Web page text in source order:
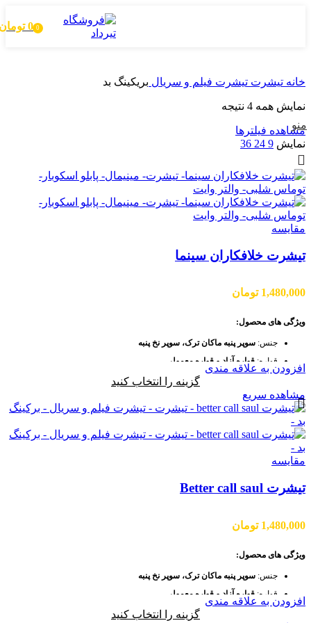
منو
0
0
خانه تیشرت تیشرت فیلم و سریال بریکینگ بد
نمایش همه 4 نتیجه
مشاهده فیلترها
نمایش 9
24
36
مقایسه
تیشرت خلافکاران سینما
1,480,000 تومان
ویژگی های محصول:
جنس: سوپر پنبه ماکان ترک، سوپر نخ پنبه
قواره: قواره آزاد و قواره معمولی
نوع یقه:گرد
آستین سه ربع
+
ارسال رایگان
به جدول سایز دقت فرمایید و یا قد و وزن خود را در توضیحات وارد کنید.
افزودن به علاقه مندی
گزینه را انتخاب کنید
مشاهده سریع
مقایسه
تیشرت Better call saul
1,480,000 تومان
ویژگی های محصول:
جنس: سوپر پنبه ماکان ترک، سوپر نخ پنبه
قواره: قواره آزاد و قواره معمولی
نوع یقه:گرد
آستین سه ربع
افزودن به علاقه مندی
گزینه را انتخاب کنید